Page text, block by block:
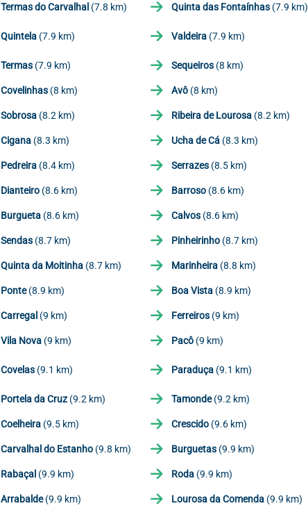
Termas do Carvalhal (7.8 km) Quinta das Fontaínhas (7.9 km)
Quintela(7.9 km) Valdeira (7.9 km)
Termas(7.9 km) Sequeiros (8 km)
Covelinhas(8 km) Avô (8 km)
Sobrosa(8.2 km) Ribeira de Lourosa (8.2 km)
Cigana(8.3 km) Ucha de Cá (8.3 km)
Pedreira(8.4 km) Serrazes (8.5 km)
Dianteiro(8.6 km) Barroso (8.6 km)
Burgueta(8.6 km) Calvos (8.6 km)
Sendas(8.7 km) Pinheirinho (8.7 km)
Quinta da Moitinha(8.7 km) Marinheira (8.8 km)
Ponte(8.9 km) Boa Vista (8.9 km)
Carregal (9 km) Ferreiros (9 km)
Vila Nova(9 km) Pacô (9 km)
Covelas(9.1 km) Paraduça (9.1 km)
Portela da Cruz(9.2 km) Tamonde(9.2 km)
Coelheira(9.5 km) Crescido (9.6 km)
Carvalhal do Estanho(9.8 km) Burguetas (9.9 km)
Rabaçal (9.9 km) Roda (9.9 km)
Arrabalde(9.9 km) Lourosa da Comenda (9.9 km)